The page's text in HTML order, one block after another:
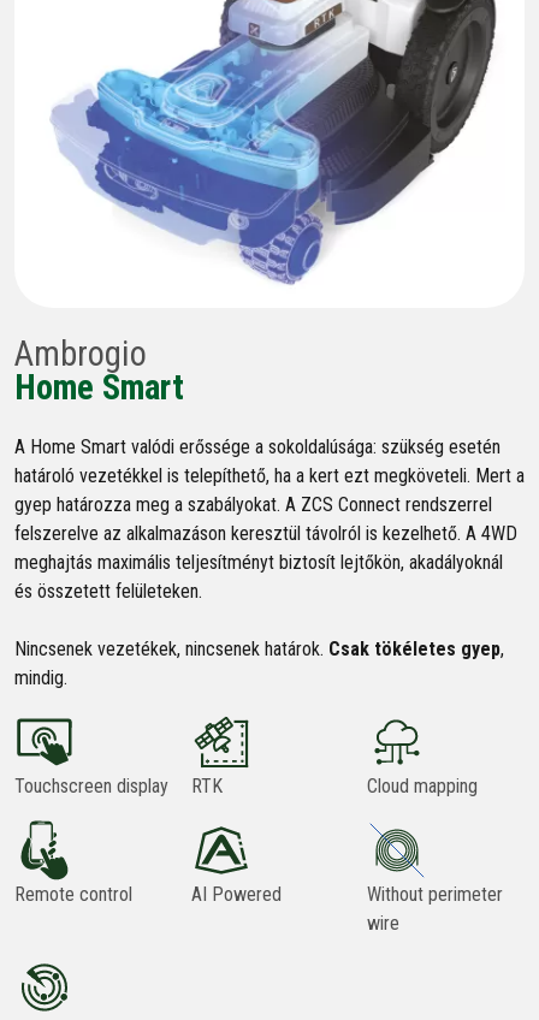
Ambrogio
Home Smart
A Home Smart valódi erőssége a sokoldalúsága: szükség esetén
határoló vezetékkel is telepíthető, ha a kert ezt megköveteli. Mert a
gyep határozza meg a szabályokat. A ZCS Connect rendszerrel
felszerelve az alkalmazáson keresztül távolról is kezelhető. A 4WD
meghajtás maximális teljesítményt biztosít lejtőkön, akadályoknál
és összetett felületeken.
Nincsenek vezetékek, nincsenek határok. Csak tökéletes gyep,
mindig.
Touchscreen display RTK Cloud mapping
Remote control AI Powered
Without perimeter
wire